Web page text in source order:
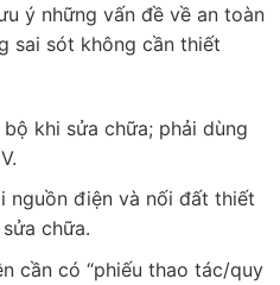
ý những vấn đề về an toàn
sai sót không cần thiết
khi sửa chữa; phải dùng
nguồn điện và nối đất thiết
chữa.
cần có “phiếu thao tác/quy